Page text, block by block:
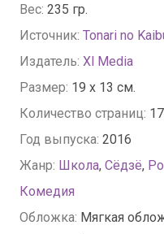
Вес: 235 гр.
Источник: Tonari no
Издатель: Xl Media
Размер: 19 x 13 см.
Количество страниц:
Год выпуска: 2016
Жанр: Школа, Сёдзё,
Комедия
Обложка: Мягкая